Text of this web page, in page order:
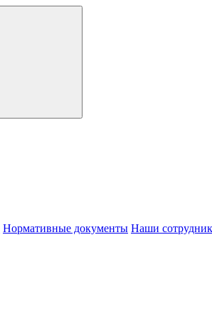
Нормативные документы Наши